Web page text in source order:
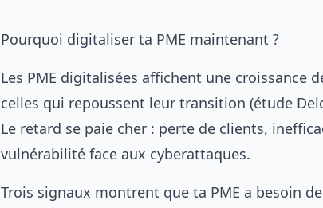
Pourquoi digitaliser ta PME maintenant ?
Les PME digitalisées affichent une croissance
celles qui repoussent leur transition (étude
Le retard se paie cher : perte de clients,
vulnérabilité face aux cyberattaques.
Trois signaux montrent que ta PME a besoin